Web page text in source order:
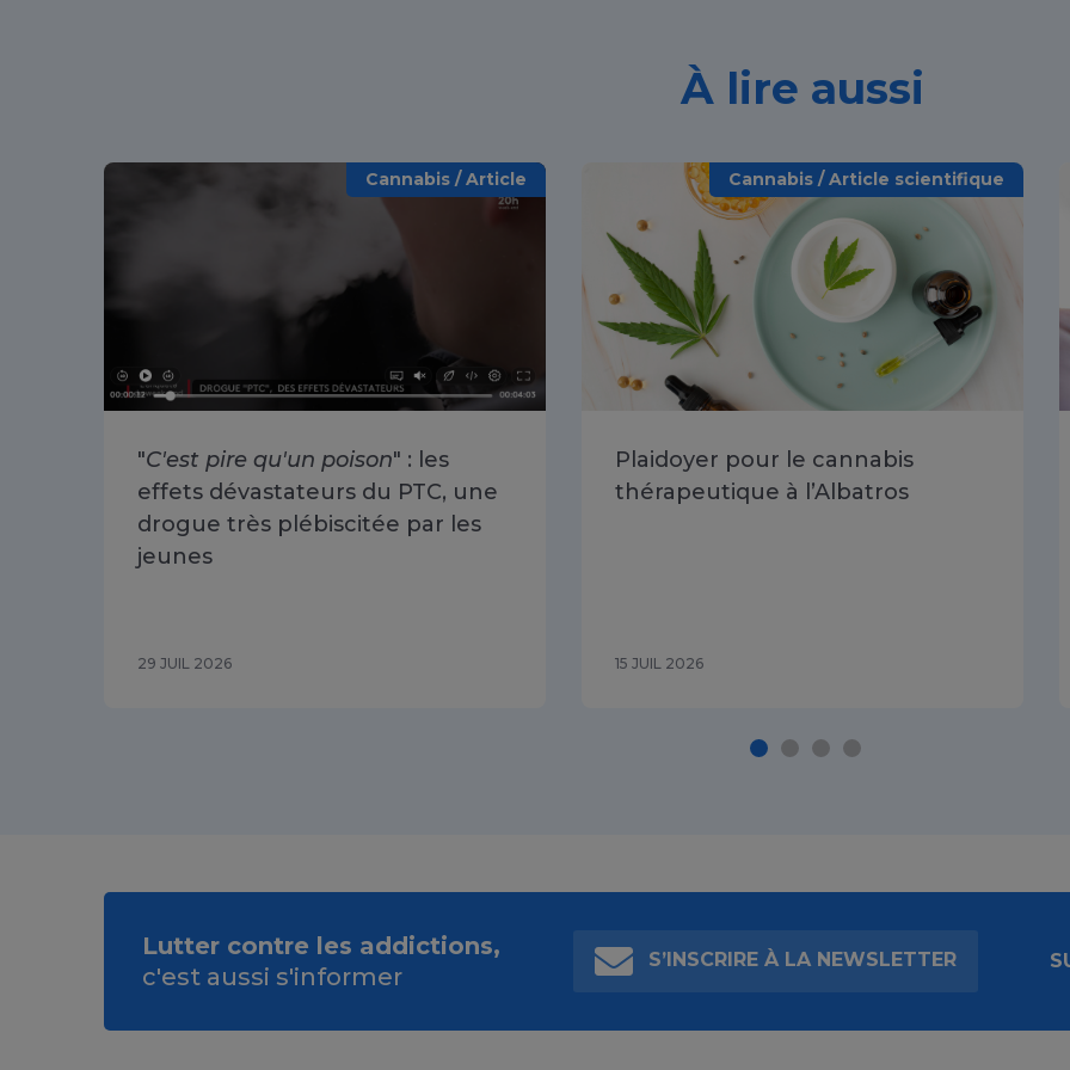
À lire aussi
Cannabis / Article
"C'est pire qu'un poison" : les
effets dévastateurs du PTC, une
drogue très plébiscitée par les
jeunes
29 JUIL 2026
Cannabis / Article scientifique
Plaidoyer pour le cannabis
thérapeutique à l’Albatros
15 JUIL 2026
Lutter contre les addictions,
c'est aussi s'informer
S’INSCRIRE À LA NEWSLETTER